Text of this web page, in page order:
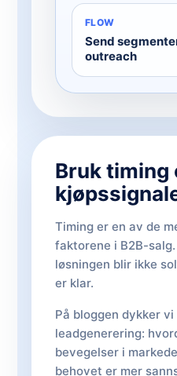
FLOW
Send
outreach
Bruk timing
Timing er en av de
faktorene i B2B-
løsningen blir ikke
er klar.
På bloggen dykker
leadgenerering:
bevegelser i
behovet er mer